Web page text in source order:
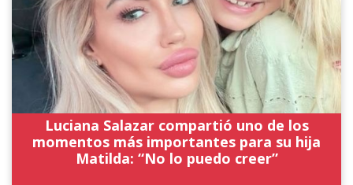
Luciana Salazar compartió uno de los
momentos más importantes para su hija
Matilda: “No lo puedo creer”